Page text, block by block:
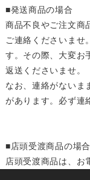
■発送商品の場合
商品不良やご注文商
ご連絡くださいませ
す。その際、大変お
返送くださいませ。
なお、連絡がないま
があります。必ず連
■店頭受渡商品の場合
店頭受渡商品は、お